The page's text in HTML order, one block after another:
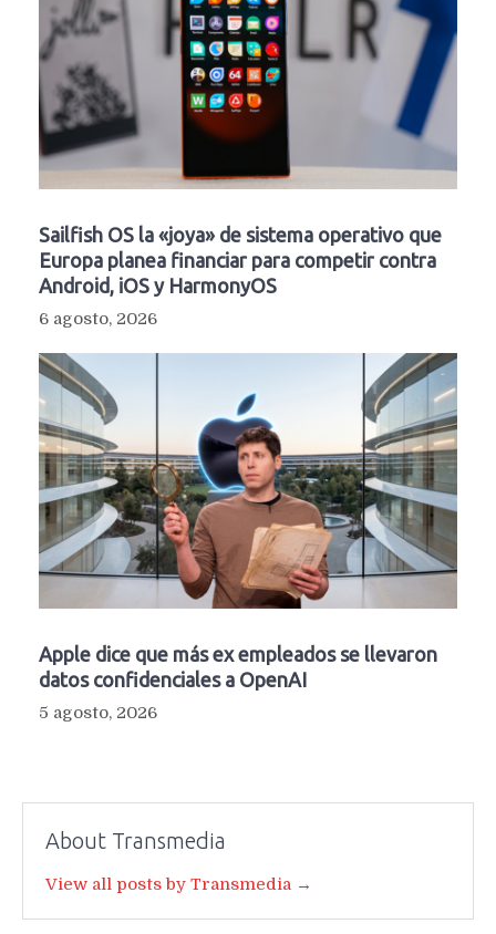
Sailfish OS la «joya» de sistema operativo que
Europa planea financiar para competir contra
Android, iOS y HarmonyOS
6 agosto, 2026
Apple dice que más ex empleados se llevaron
datos confidenciales a OpenAI
5 agosto, 2026
About Transmedia
View all posts by Transmedia →